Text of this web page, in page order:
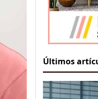
Últimos